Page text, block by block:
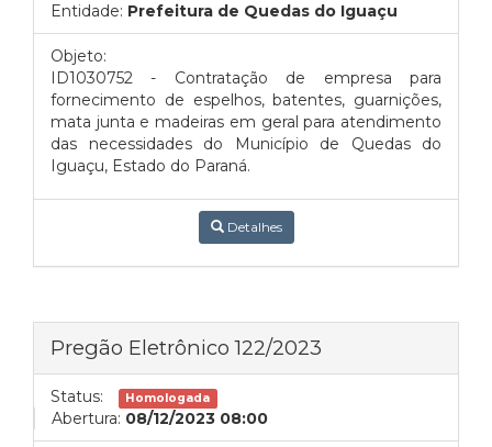
Entidade: Prefeitura de Quedas do Iguaçu
Objeto:
ID1030752 - Contratação de empresa para
fornecimento de espelhos, batentes, guarnições,
mata junta e madeiras em geral para atendimento
das necessidades do Município de Quedas do
Iguaçu, Estado do Paraná.
Detalhes
Pregão Eletrônico 122/2023
Status: Homologada
Abertura: 08/12/2023 08:00